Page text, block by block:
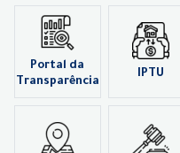
Portal da
Transparência
IPTU